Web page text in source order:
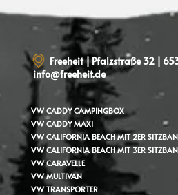
Freeheit | Pfalzstraße 32 |
info@freeheit.de
VW CADDY CAMPINGBOX
VW CADDY MAXI
VW CALIFORNIA BEACH MIT 2ER
VW CALIFORNIA BEACH MIT 3ER
VW CARAVELLE
VW MULTIVAN
VW TRANSPORTER